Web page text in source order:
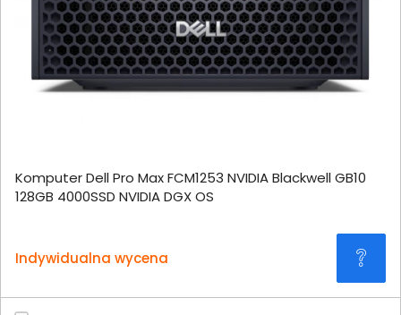
Komputer Dell Pro Max FCM1253 NVIDIA Blackwell GB10
128GB 4000SSD NVIDIA DGX OS
Indywidualna wycena